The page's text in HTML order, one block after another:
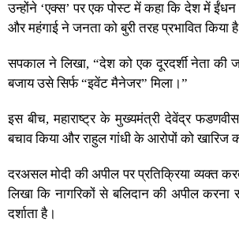
उन्होंने ‘एक्स’ पर एक पोस्ट में कहा कि देश में
और महंगाई ने जनता को बुरी तरह प्रभावित किया
सपकाल ने लिखा, “देश को एक दूरदर्शी नेता
बजाय उसे सिर्फ “इवेंट मैनेजर” मिला।”
इस बीच, महाराष्ट्र के मुख्यमंत्री देवेंद्र
बचाव किया और राहुल गांधी के आरोपों को खारिज
दरअसल मोदी की अपील पर प्रतिक्रिया व्यक्त
लिखा कि नागरिकों से बलिदान की अपील करना
दर्शाता है।